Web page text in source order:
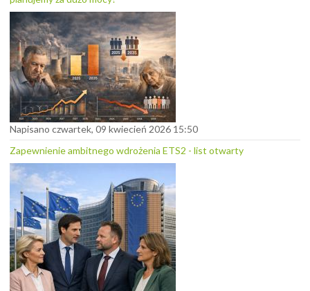
Napisano czwartek, 09 kwiecień 2026 15:50
Zapewnienie ambitnego wdrożenia ETS2 - list otwarty